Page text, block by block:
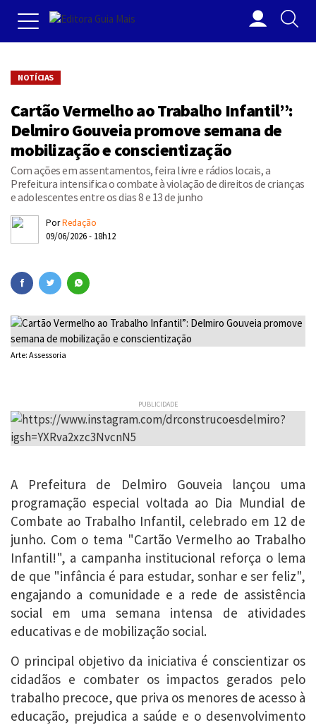
NOTÍCIAS
Cartão Vermelho ao Trabalho Infantil”:
Delmiro Gouveia promove semana de
mobilização e conscientização
Com ações em assentamentos, feira livre e rádios locais, a
Prefeitura intensifica o combate à violação de direitos de crianças
e adolescentes entre os dias 8 e 13 de junho
PorRedação
09/06/2026 - 18h12
Arte: Assessoria
PUBLICIDADE
A Prefeitura de Delmiro Gouveia lançou uma
programação especial voltada ao Dia Mundial de
Combate ao Trabalho Infantil, celebrado em 12 de
junho. Com o tema "Cartão Vermelho ao Trabalho
Infantil!", a campanha institucional reforça o lema
de que "infância é para estudar, sonhar e ser feliz",
engajando a comunidade e a rede de assistência
social em uma semana intensa de atividades
educativas e de mobilização social.
O principal objetivo da iniciativa é conscientizar os
cidadãos e combater os impactos gerados pelo
trabalho precoce, que priva os menores de acesso à
educação, prejudica a saúde e o desenvolvimento